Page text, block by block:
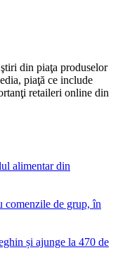
din piaţa produselor
piaţă ce include
retaileri online din
alimentar din
comenzile de grup, în
și ajunge la 470 de